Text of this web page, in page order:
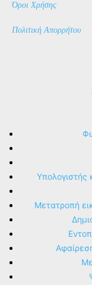
Όροι Χρήσης
Πολιτική Απορρήτου
Υπολογιστής
Μετατροπή